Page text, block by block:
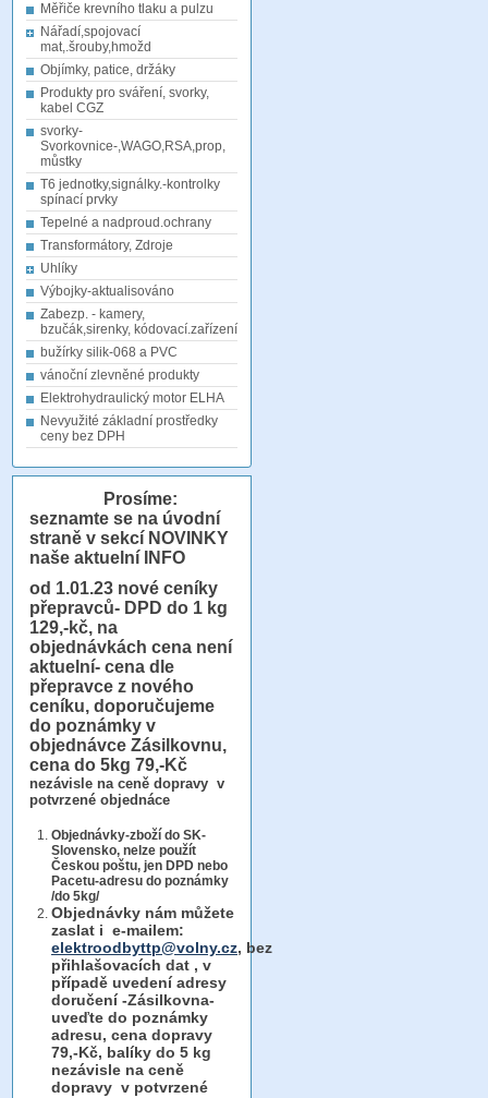
Měřiče krevního tlaku a pulzu
Nářadí,spojovací
mat,.šrouby,hmožd
Objímky, patice, držáky
Produkty pro sváření, svorky,
kabel CGZ
svorky-
Svorkovnice-,WAGO,RSA,prop,
můstky
T6 jednotky,signálky.-kontrolky
spínací prvky
Tepelné a nadproud.ochrany
Transformátory, Zdroje
Uhlíky
Výbojky-aktualisováno
Zabezp. - kamery,
bzučák,sirenky, kódovací.zařízení
bužírky silik-068 a PVC
vánoční zlevněné produkty
Elektrohydraulický motor ELHA
Nevyužité základní prostředky
ceny bez DPH
Prosíme:
seznamte se na úvodní
straně v sekcí NOVINKY
naše aktuelní INFO
od 1.01.23 nové ceníky
přepravců- DPD do 1 kg
129,-kč, na
objednávkách cena není
aktuelní- cena dle
přepravce z nového
ceníku, doporučujeme
do poznámky v
objednávce Zásilkovnu,
cena do 5kg 79,-Kč
nezávisle na ceně dopravy v
potvrzené objednáce
Objednávky-zboží do SK-
Slovensko, nelze použít
Českou poštu, jen DPD nebo
Pacetu-adresu do poznámky
/do 5kg/
Objednávky nám můžete
zaslat i e-mailem:
elektroodbyttp@volny.cz, bez
přihlašovacích dat , v
případě uvedení adresy
doručení -Zásilkovna-
uveďte do poznámky
adresu, cena dopravy
79,-Kč, balíky do 5 kg
nezávisle na ceně
dopravy v potvrzené